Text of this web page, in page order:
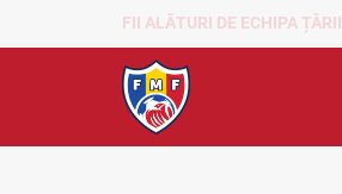
FII ALĂTURI DE ECHIPA ȚĂRII